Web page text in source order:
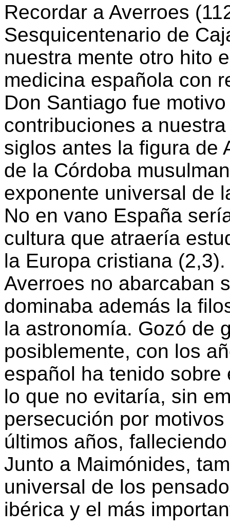
Recordar a Averroes
Sesquicentenario de
nuestra mente otro hito
medicina española con
Don Santiago fue
contribuciones a
siglos antes la figura de
de la Córdoba
exponente universal de
No en vano España
cultura que atraería
la Europa cristiana
Averroes no abarcaban
dominaba además la
la astronomía. Gozó de
posiblemente, con los
español ha tenido
lo que no evitaría, sin
persecución por
últimos años,
Junto a Maimónides,
universal de los
ibérica y el más